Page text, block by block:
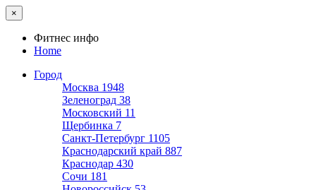
×
Фитнес инфо
Home
Город
Москва 1948
Зеленоград 38
Московский 11
Щербинка 7
Санкт-Петербург 1105
Краснодарский край 887
Краснодар 430
Сочи 181